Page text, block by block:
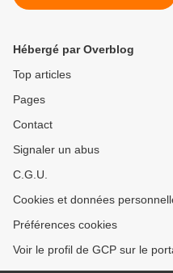
Hébergé par Overblog
Top articles
Pages
Contact
Signaler un abus
C.G.U.
Cookies et données
Préférences cookies
Voir le profil de GCP sur le